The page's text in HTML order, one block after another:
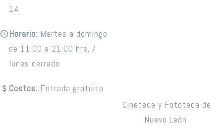
14
Horario: Martes a domingo
de 11:00 a 21:00 hrs. /
lunes cerrado
Costos: Entrada gratuita
Cineteca y Fototeca de
Nuevo León